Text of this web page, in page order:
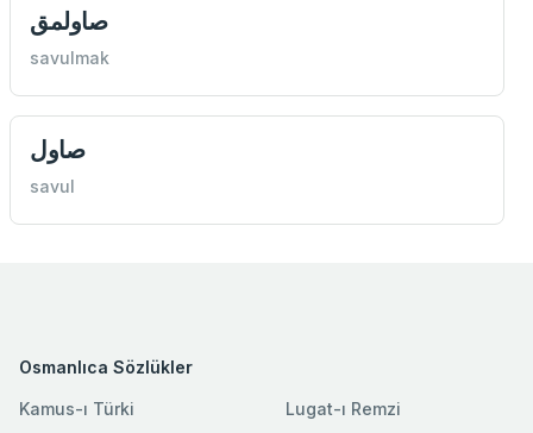
صاولمق
savulmak
صاول
savul
Osmanlıca Sözlükler
Kamus-ı Türki
Lugat-ı Remzi